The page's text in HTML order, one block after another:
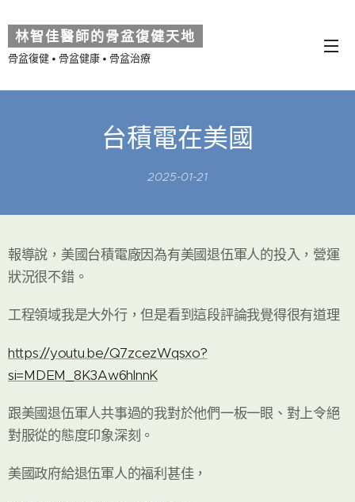
林智佳醫師的骨盆復健天地
骨盆復健 • 骨盆健康 • 骨盆治療
台積電在美國
2025-01-21
報導說，美國台積電廠因為有美國退伍軍人的投入，營運
狀況很不錯。
工程領域我是大外行，但是看到這段評論我覺得很有道理
https://youtu.be/Q7zcezWqsxo?
si=MDEM_8K3Aw6hlnnK
跟美國退伍軍人共事過的我對於他們一板一眼、對上令絕
對服從的態度印象深刻。
美國政府給退伍軍人的福利甚佳，